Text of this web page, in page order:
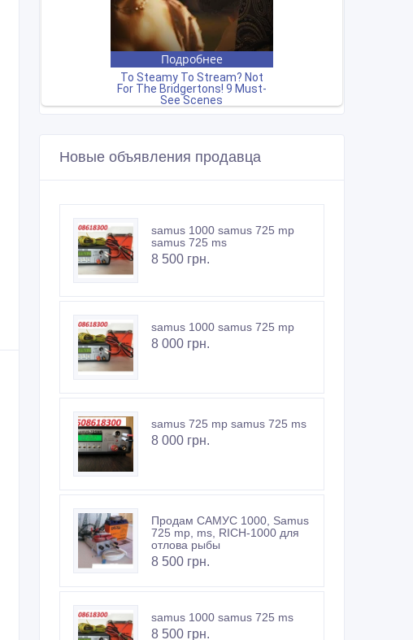
Новые объявления продавца
samus 1000 samus 725 mp
samus 725 ms
8 500 грн.
samus 1000 samus 725 mp
8 000 грн.
samus 725 mp samus 725 ms
8 000 грн.
Продам САМУС 1000, Samus
725 mp, ms, RICH-1000 для
отлова рыбы
8 500 грн.
samus 1000 samus 725 ms
8 500 грн.